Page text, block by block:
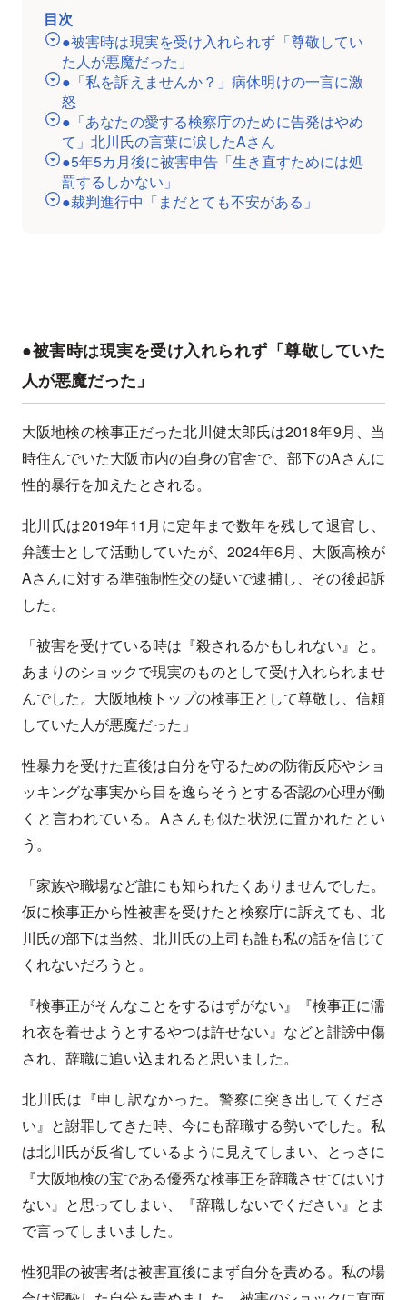
目次
●被害時は現実を受け入れられず「尊敬してい
た人が悪魔だった」
●「私を訴えませんか？」病休明けの一言に激
怒
●「あなたの愛する検察庁のために告発はやめ
て」北川氏の言葉に涙したAさん
●5年5カ月後に被害申告「生き直すためには処
罰するしかない」
●裁判進行中「まだとても不安がある」
●被害時は現実を受け入れられず「尊敬していた
人が悪魔だった」
大阪地検の検事正だった北川健太郎氏は2018年9月、当
時住んでいた大阪市内の自身の官舎で、部下のAさんに
性的暴行を加えたとされる。
北川氏は2019年11月に定年まで数年を残して退官し、
弁護士として活動していたが、2024年6月、大阪高検が
Aさんに対する準強制性交の疑いで逮捕し、その後起訴
した。
「被害を受けている時は『殺されるかもしれない』と。
あまりのショックで現実のものとして受け入れられませ
んでした。大阪地検トップの検事正として尊敬し、信頼
していた人が悪魔だった」
性暴力を受けた直後は自分を守るための防衛反応やショ
ッキングな事実から目を逸らそうとする否認の心理が働
くと言われている。Aさんも似た状況に置かれたとい
う。
「家族や職場など誰にも知られたくありませんでした。
仮に検事正から性被害を受けたと検察庁に訴えても、北
川氏の部下は当然、北川氏の上司も誰も私の話を信じて
くれないだろうと。
『検事正がそんなことをするはずがない』『検事正に濡
れ衣を着せようとするやつは許せない』などと誹謗中傷
され、辞職に追い込まれると思いました。
北川氏は『申し訳なかった。警察に突き出してくださ
い』と謝罪してきた時、今にも辞職する勢いでした。私
は北川氏が反省しているように見えてしまい、とっさに
『大阪地検の宝である優秀な検事正を辞職させてはいけ
ない』と思ってしまい、『辞職しないでください』とま
で言ってしまいました。
性犯罪の被害者は被害直後にまず自分を責める。私の場